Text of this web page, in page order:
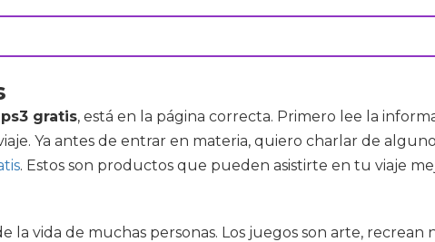
gratis, está en la página correcta. Primero lee la
Ya antes de entrar en materia, quiero charlar de
. Estos son productos que pueden asistirte en tu viaje
la vida de muchas personas. Los juegos son arte,